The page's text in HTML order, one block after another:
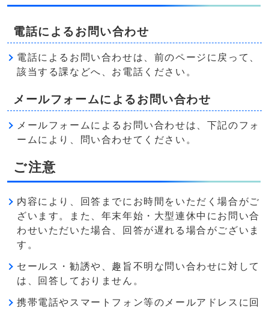
電話によるお問い合わせ
電話によるお問い合わせは、前のページに戻って、
該当する課などへ、お電話ください。
メールフォームによるお問い合わせ
メールフォームによるお問い合わせは、下記のフォ
ームにより、問い合わせてください。
ご注意
内容により、回答までにお時間をいただく場合がご
ざいます。また、年末年始・大型連休中にお問い合
わせいただいた場合、回答が遅れる場合がございま
す。
セールス・勧誘や、趣旨不明な問い合わせに対して
は、回答しておりません。
携帯電話やスマートフォン等のメールアドレスに回